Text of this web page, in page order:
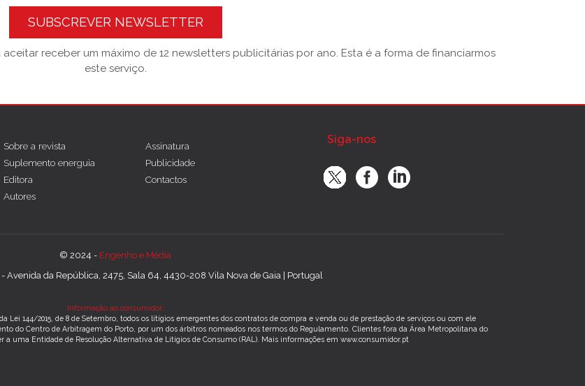
SUBSCREVER NEWSLETTER
receber um máximo de 12 newsletters publicitárias por ano. Esta é a forma de financiarmos
este serviço.
Sobre a revista
Suplemento energuia
Editora
Autores
Assinatura
Publicidade
Contactos
Siga-nos
© 2024 - Engenho e Média
Avenida da República, 2475, Sala 64, 4430-208 Vila Nova de Gaia | Portugal
Informação ao consumidor:
Lei 144/2015, de 8 de Setembro, todos os litígios emergentes dos contratos de compra e venda ou de prestação de serviços ou com ele
do Centro de Arbitragem do Porto, por um dos árbitros nomeados nos termos do Regulamento. Clientes fora da Área Metropolitana do
a uma Entidade de Resolução Alternativa de Litígios de Consumo (RAL). Mais informações em www.consumidor.pt